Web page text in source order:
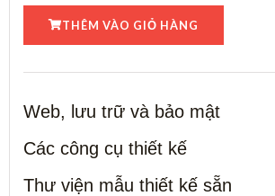
THÊM VÀO GIỎ HÀNG
Web, lưu trữ và bảo mật
Các công cụ thiết kế
Thư viện mẫu thiết kế sẵn